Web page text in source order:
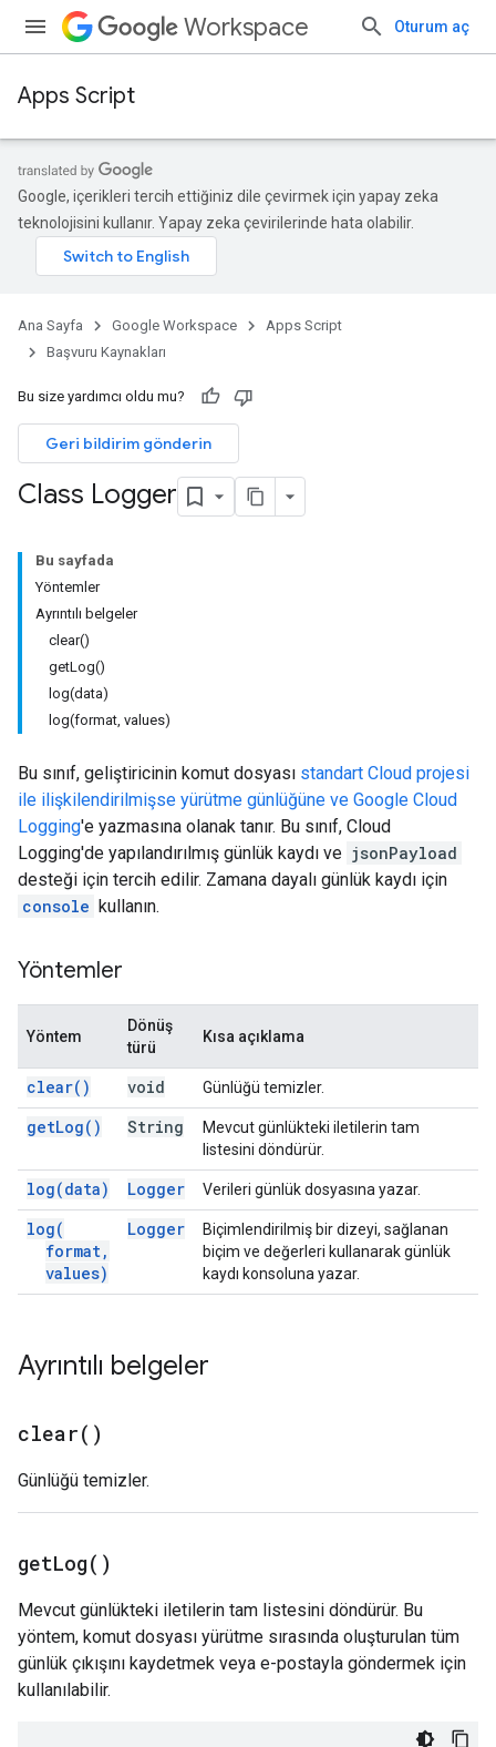
Workspace Oturum aç
Apps Script
Google, içerikleri tercih ettiğiniz dile çevirmek için yapay zeka
teknolojisini kullanır. Yapay zeka çevirilerinde hata olabilir.
Ana Sayfa Google Workspace
Apps Script
Başvuru Kaynakları
Bu size yardımcı oldu mu?
Geri bildirim gönderin
Class Logger
Bu sayfada
Yöntemler
Ayrıntılı belgeler
clear()
getLog()
log(data)
log(format, values)
Bu sınıf, geliştiricinin komut dosyası standart Cloud projesi
ile ilişkilendirilmişse yürütme günlüğüne ve Google Cloud
Logging'e yazmasına olanak tanır. Bu sınıf, Cloud
Logging'de yapılandırılmış günlük kaydı ve jsonPayload
desteği için tercih edilir. Zamana dayalı günlük kaydı için
console kullanın.
Yöntemler
Yöntem
Dönüş
türü
Kısa açıklama
clear( ) void Günlüğü temizler.
getLog( ) String
Mevcut günlükteki iletilerin tam
listesini döndürür.
log(data) Logger Verileri günlük dosyasına yazar.
log(
format,
values)
Logger
Biçimlendirilmiş bir dizeyi, sağlanan
biçim ve değerleri kullanarak günlük
kaydı konsoluna yazar.
Ayrıntılı belgeler
clear( )
Günlüğü temizler.
getLog( )
Mevcut günlükteki iletilerin tam listesini döndürür. Bu
yöntem, komut dosyası yürütme sırasında oluşturulan tüm
günlük çıkışını kaydetmek veya e-postayla göndermek için
kullanılabilir.